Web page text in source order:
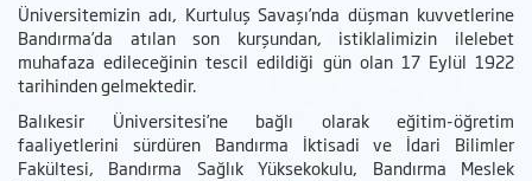
Üniversitemizin adı, Kurtuluş Savaşı’nda düşman kuvvetlerine
Bandırma’da atılan son kurşundan, istiklalimizin ilelebet
muhafaza edileceğinin tescil edildiği gün olan 17 Eylül 1922
tarihinden gelmektedir.
Balıkesir Üniversitesi’ne bağlı olarak eğitim-öğretim
faaliyetlerini sürdüren Bandırma İktisadi ve İdari Bilimler
Fakültesi, Bandırma Sağlık Yüksekokulu, Bandırma Meslek